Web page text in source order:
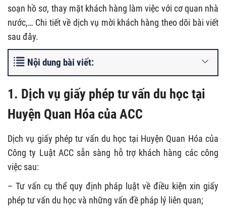
soạn hồ sơ, thay mặt khách hàng làm việc với cơ quan nhà
nước,… Chi tiết về dịch vụ mời khách hàng theo dõi bài viết
sau đây.
Nội dung bài viết:
1. Dịch vụ giấy phép tư vấn du học tại
Huyện Quan Hóa của ACC
Dịch vụ giấy phép tư vấn du học tại Huyện Quan Hóa của
Công ty Luật ACC sẵn sàng hỗ trợ khách hàng các công
việc sau:
– Tư vấn cụ thể quy định pháp luật về điều kiện xin giấy
phép tư vấn du học và những vấn đề pháp lý liên quan;